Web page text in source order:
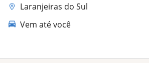
Laranjeiras do Sul
Vem até você